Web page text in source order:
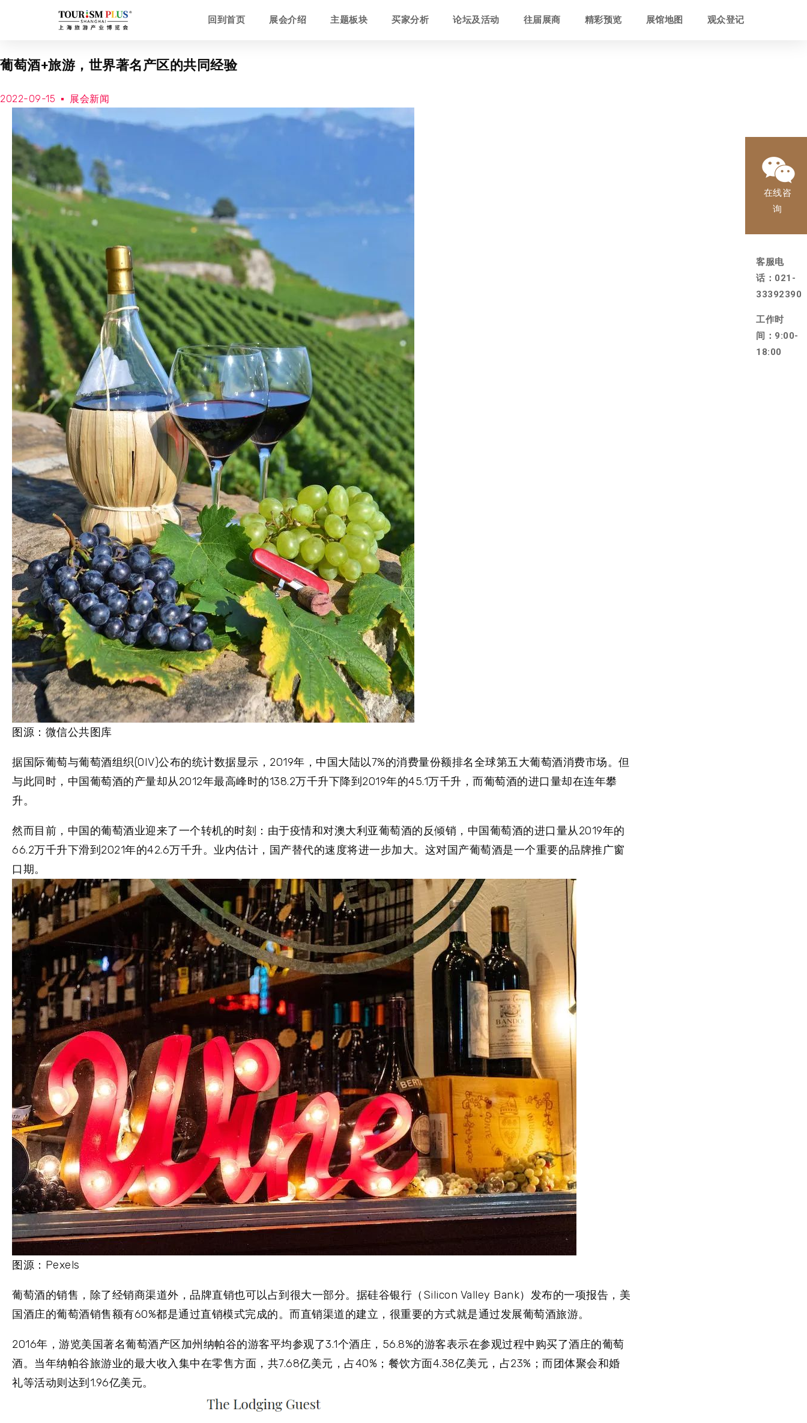
回到首页 展会介绍 主题板块 买家分析 论坛及活动 往届展商 精彩预览 展馆地图 观众登记
葡萄酒+旅游，世界著名产区的共同经验
2022-09-15 展会新闻
图源：微信公共图库
据国际葡萄与葡萄酒组织(OIV)公布的统计数据显示，2019年，中国大陆以7%的消费量份额排名全球第五大葡萄酒消费市场。但
与此同时，中国葡萄酒的产量却从2012年最高峰时的138.2万千升下降到2019年的45.1万千升，而葡萄酒的进口量却在连年攀
升。
然而目前，中国的葡萄酒业迎来了一个转机的时刻：由于疫情和对澳大利亚葡萄酒的反倾销，中国葡萄酒的进口量从2019年的
66.2万千升下滑到2021年的42.6万千升。 业内估计，国产替代的速度将进一步加大。这对国产葡萄酒是一个重要的品牌推广窗
口期。
图源：Pexels
葡萄酒的销售，除了经销商渠道外，品牌直销也可以占到很大一部分。 据硅谷银行（Silicon Valley Bank）发布的一项报告，美
国酒庄的葡萄酒销售额有60%都是通过直销模式完成的。 而直销渠道的建立，很重要的方式就是通过发展葡萄酒旅游。
2016年，游览美国著名葡萄酒产区加州纳帕谷的游客平均参观了3.1个酒庄，56.8%的游客表示在参观过程中购买了酒庄的葡萄
酒。当年纳帕谷旅游业的最大收入集中在零售方面，共7.68亿美元，占40%；餐饮方面4.38亿美元，占23%；而团体聚会和婚
礼等活动则达到1.96亿美元。
在线咨
询
客服电
话：021-
33392390
工作时
间：9:00-
18:00